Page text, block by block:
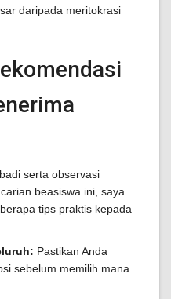
daripada meritokrasi
serta observasi
beasiswa ini, saya
tips praktis kepada
Pastikan Anda
sebelum memilih mana